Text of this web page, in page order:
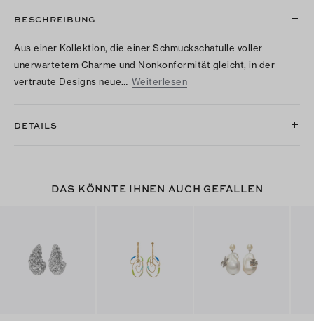
BESCHREIBUNG
Aus einer Kollektion, die einer Schmuckschatulle voller
unerwartetem Charme und Nonkonformität gleicht, in der
vertraute Designs neue… Weiterlesen
DETAILS
DAS KÖNNTE IHNEN AUCH GEFALLEN